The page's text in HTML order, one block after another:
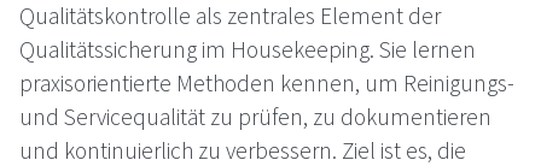
Qualitätskontrolle als zentrales Element der
Qualitätssicherung im Housekeeping. Sie lernen
praxisorientierte Methoden kennen, um Reinigungs-
und Servicequalität zu prüfen, zu dokumentieren
und kontinuierlich zu verbessern. Ziel ist es, die